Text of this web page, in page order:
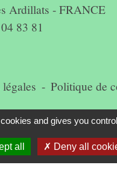
Ardillats - FRANCE
83 81
- Politique de
- Plan du site -
cookies
and gives you
all
Deny all